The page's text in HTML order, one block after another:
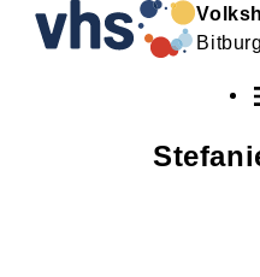
Bitburg